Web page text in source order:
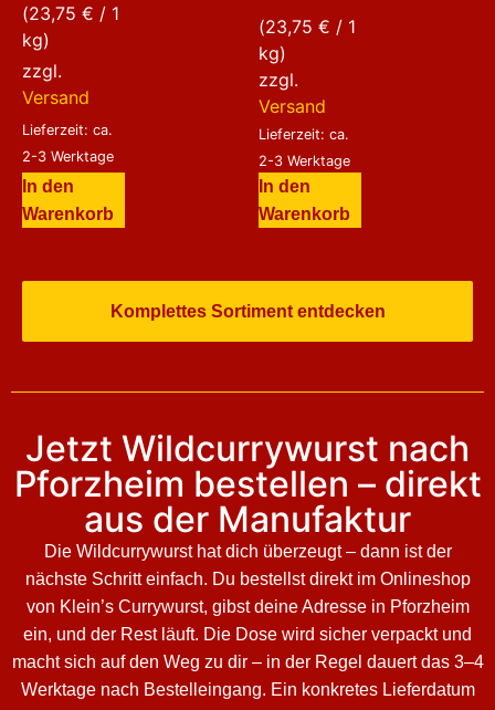
(23,75 € / 1
kg)
zzgl.
Versand
Lieferzeit: ca.
2-3 Werktage
In den
Warenkorb
(23,75 € / 1
kg)
zzgl.
Versand
Lieferzeit: ca.
2-3 Werktage
In den
Warenkorb
Komplettes Sortiment entdecken
Jetzt Wildcurrywurst nach
Pforzheim bestellen – direkt
aus der Manufaktur
Die Wildcurrywurst hat dich überzeugt – dann ist der
nächste Schritt einfach. Du bestellst direkt im Onlineshop
von Klein’s Currywurst, gibst deine Adresse in Pforzheim
ein, und der Rest läuft. Die Dose wird sicher verpackt und
macht sich auf den Weg zu dir – in der Regel dauert das 3–4
Werktage nach Bestelleingang. Ein konkretes Lieferdatum